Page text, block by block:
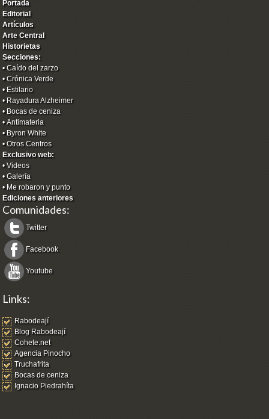
Portada
Editorial
Artículos
Arte Central
Historietas
Secciones:
•Caído del zarzo
•Crónica Verde
• Estilario
• Rayadura Alzheimer
• Bocas de ceniza
•Antimateria
• Byron White
•Otros Centros
Exclusivo web:
•Videos
•Galería
• Me robaron y punto
Ediciones anteriores
Comunidades:
Twitter
Facebook
Youtube
Links:
Rabodeají
Blog Rabodeají
Cohete.net
Agencia Pinocho
Truchafrita
Bocas de ceniza
Ignacio Piedrahíta